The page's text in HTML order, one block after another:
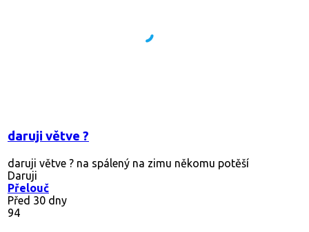
daruji větve ?
daruji větve ? na spálený na zimu někomu potěší
Daruji
Přelouč
Před 30 dny
94